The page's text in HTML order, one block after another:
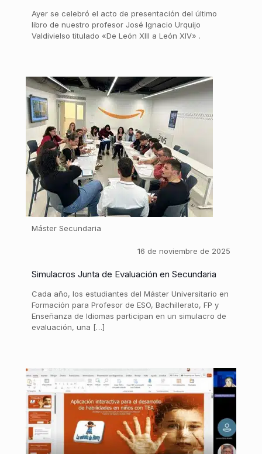
Ayer se celebró el acto de presentación del último
libro de nuestro profesor José Ignacio Urquijo
Valdivielso titulado «De León XIII a León XIV» .
Máster Secundaria
16 de noviembre de 2025
Simulacros Junta de Evaluación en Secundaria
Cada año, los estudiantes del Máster Universitario en
Formación para Profesor de ESO, Bachillerato, FP y
Enseñanza de Idiomas participan en un simulacro de
evaluación, una […]